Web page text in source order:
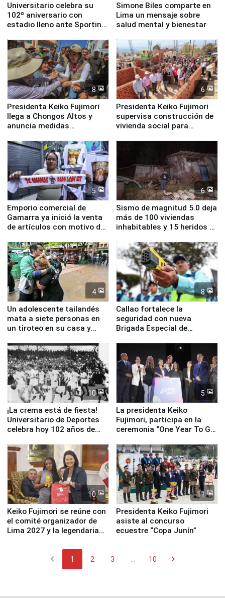
Universitario celebra su
102º aniversario con
estadio lleno ante Sporting
Simone Biles comparte en
Lima un mensaje sobre
salud mental y bienestar
8
Presidenta Keiko Fujimori
llega a Chongos Altos y
anuncia medidas
educación, salud y empleo
6
Presidenta Keiko Fujimori
supervisa construcción de
vivienda social para
5
Emporio comercial de
Gamarra ya inició la venta
de artículos con motivo de
6
Sismo de magnitud 5.0 deja
más de 100 viviendas
inhabitables y 15 heridos en
4
Un adolescente tailandés
mata a siete personas en
un tiroteo en su casa y
8
Callao fortalece la
seguridad con nueva
Brigada Especial de
equipamiento para
Serenazgo
10
¡La crema está de fiesta!
Universitario de Deportes
celebra hoy 102 años de
5
La presidenta Keiko
Fujimori, participa en la
ceremonia “One Year To Go
10
Keiko Fujimori se reúne con
el comité organizador de
Lima 2027 y la legendaria
11
Presidenta Keiko Fujimori
asiste al concurso
ecuestre “Copa Junín”
chevron_left 1 2 3 10 chevron_right